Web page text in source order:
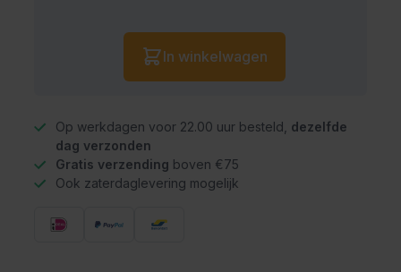
Aantal
In winkelwagen
Op werkdagen voor 22.00 uur besteld, dezelfde
dag verzonden
Gratis verzending boven €75
Ook zaterdaglevering mogelijk